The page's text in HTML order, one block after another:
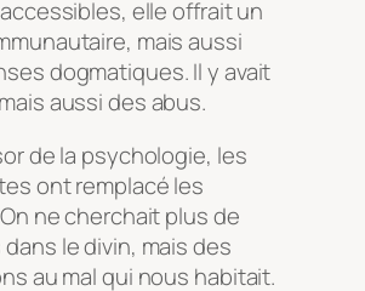
elle offrait un
mais aussi
dogmatiques. Il y avait
aussi des abus.
de la psychologie, les
ont remplacé les
ne cherchait plus de
le divin, mais des
au mal qui nous habitait.